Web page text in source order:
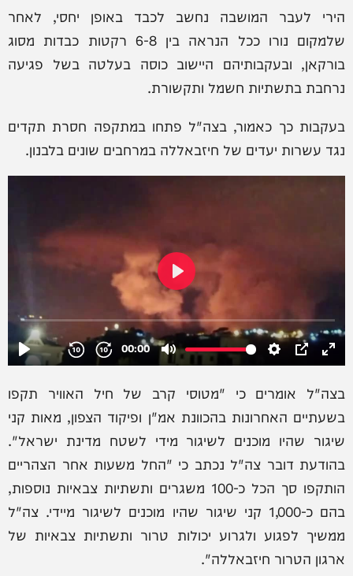
הירי לעבר המושבה נחשב לכבד באופן יחסי, לאחר
שלמקום נורו ככל הנראה בין 6-8 רקטות כבדות מסוג
בורקאן, ובעקבותיהם היישוב כוסה בעלטה בשל פגיעה
נרחבת בתשתיות חשמל ותקשורת.
בעקבות כך כאמור, בצה"ל פתחו במתקפה חסרת תקדים
נגד עשרות יעדים של חיזבאללה במרחבים שונים בלבנון.
בצה"ל אומרים כי "מטוסי קרב של חיל האוויר תקפו
בשעתיים האחרונות בהכוונת אמ"ן ופיקוד הצפון, מאות קני
שיגור שהיו מוכנים לשיגור מידי לשטח מדינת ישראל".
בהודעת דובר צה"ל נכתב כי "החל משעות אחר הצהריים
הותקפו סך הכל כ-100 משגרים ותשתיות צבאיות נוספות,
בהם כ-1,000 קני שיגור שהיו מוכנים לשיגור מיידי. צה"ל
ממשיך לפגוע ולגרוע יכולות טרור ותשתיות צבאיות של
ארגון הטרור חיזבאללה".